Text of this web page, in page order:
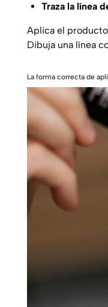
Traza la línea
Aplica el
Dibuja una línea
La forma correcta de